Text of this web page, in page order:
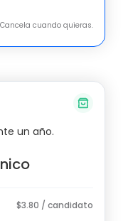
cuando quieras.
un año.
$3.80 / candidato